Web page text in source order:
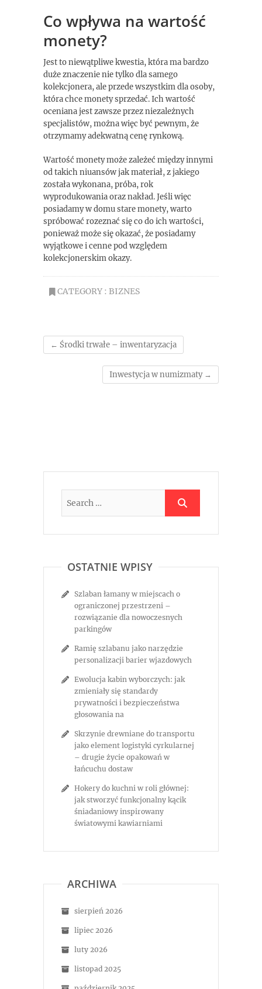
Co wpływa na wartość
monety?
Jest to niewątpliwe kwestia, która ma bardzo
duże znaczenie nie tylko dla samego
kolekcjonera, ale przede wszystkim dla osoby,
która chce monety sprzedać. Ich wartość
oceniana jest zawsze przez niezależnych
specjalistów, można więc być pewnym, że
otrzymamy adekwatną cenę rynkową.
Wartość monety może zależeć między innymi
od takich niuansów jak materiał, z jakiego
została wykonana, próba, rok
wyprodukowania oraz nakład. Jeśli więc
posiadamy w domu stare monety, warto
spróbować rozeznać się co do ich wartości,
ponieważ może się okazać, że posiadamy
wyjątkowe i cenne pod względem
kolekcjonerskim okazy.
CATEGORY : BIZNES
← Środki trwałe – inwentaryzacja
Inwestycja w numizmaty →
OSTATNIE WPISY
Szlaban łamany w miejscach o
ograniczonej przestrzeni –
rozwiązanie dla nowoczesnych
parkingów
Ramię szlabanu jako narzędzie
personalizacji barier wjazdowych
Ewolucja kabin wyborczych: jak
zmieniały się standardy
prywatności i bezpieczeństwa
głosowania na
Skrzynie drewniane do transportu
jako element logistyki cyrkularnej
– drugie życie opakowań w
łańcuchu dostaw
Hokery do kuchni w roli głównej:
jak stworzyć funkcjonalny kącik
śniadaniowy inspirowany
światowymi kawiarniami
ARCHIWA
sierpień 2026
lipiec 2026
luty 2026
listopad 2025